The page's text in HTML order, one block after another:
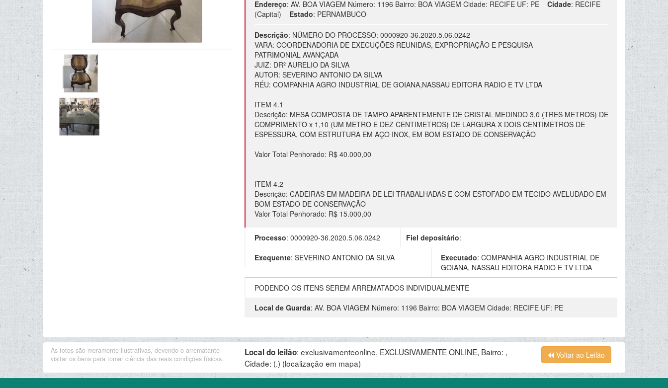
Endereço: AV. BOA VIAGEM Número: 1196 Bairro: BOA VIAGEM Cidade: RECIFE UF: PE Cidade: RECIFE
(Capital)
Estado: PERNAMBUCO
Descrição: NÚMERO DO PROCESSO: 0000920-36.2020.5.06.0242
VARA: COORDENADORIA DE EXECUÇÕES REUNIDAS, EXPROPRIAÇÃO E PESQUISA
PATRIMONIAL AVANÇADA
JUIZ: DRº AURELIO DA SILVA
AUTOR: SEVERINO ANTONIO DA SILVA
RÉU: COMPANHIA AGRO INDUSTRIAL DE GOIANA,NASSAU EDITORA RADIO E TV LTDA
ITEM 4.1
Descrição: MESA COMPOSTA DE TAMPO APARENTEMENTE DE CRISTAL MEDINDO 3,0 (TRES METROS) DE
COMPRIMENTO x 1,10 (UM METRO E DEZ CENTIMETROS) DE LARGURA X DOIS CENTIMETROS DE
ESPESSURA, COM ESTRUTURA EM AÇO INOX, EM BOM ESTADO DE CONSERVAÇÃO
Valor Total Penhorado: R$ 40.000,00
ITEM 4.2
Descrição: CADEIRAS EM MADEIRA DE LEI TRABALHADAS E COM ESTOFADO EM TECIDO AVELUDADO EM
BOM ESTADO DE CONSERVAÇÃO
Valor Total Penhorado: R$ 15.000,00
Processo: 0000920-36.2020.5.06.0242 Fiel depositário:
Exequente: SEVERINO ANTONIO DA SILVA Executado: COMPANHIA AGRO INDUSTRIAL DE
GOIANA, NASSAU EDITORA RADIO E TV LTDA
PODENDO OS ITENS SEREM ARREMATADOS INDIVIDUALMENTE
Local de Guarda: AV. BOA VIAGEM Número: 1196 Bairro: BOA VIAGEM Cidade: RECIFE UF: PE
As fotos são meramente ilustrativas, devendo o arrematante
visitar os bens para tomar ciência das reais condições físicas.
Local do leilão: exclusivamenteonline, EXCLUSIVAMENTE ONLINE, Bairro: ,
Cidade: (.) (localização em mapa)
Voltar ao Leilão